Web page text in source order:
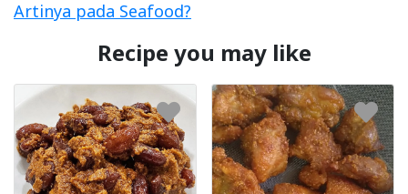
Artinya pada Seafood?
Recipe you may like